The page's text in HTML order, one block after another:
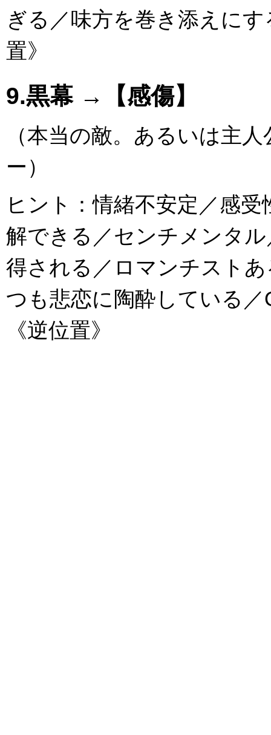
ぎる／味方を巻き添えに
置》
9.黒幕 →【感傷】
（本当の敵。あるいは主
ー）
ヒント：情緒不安定／感
解できる／センチメンタ
得される／ロマンチスト
つも悲恋に陶酔している
《逆位置》